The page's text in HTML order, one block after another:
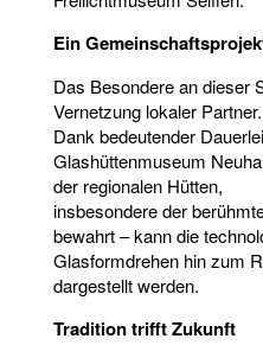
Ein
Das Besondere an dieser
Vernetzung lokaler Partner.
Dank bedeutender
Glashüttenmuseum
der regionalen Hütten,
insbesondere der
bewahrt – kann die
Glasformdrehen hin zum
dargestellt werden.
Tradition trifft Zukunft